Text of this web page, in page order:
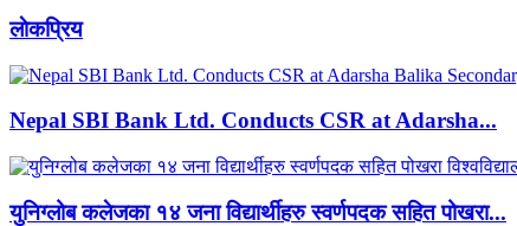
लाेकप्रिय
Nepal SBI Bank Ltd. Conducts CSR at Adarsha...
युनिग्लोब कलेजका १४ जना विद्यार्थीहरु स्वर्णपदक सहित पोखरा...